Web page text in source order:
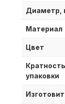
Диаметр,
Материал
Цвет
Кратность
упаковки